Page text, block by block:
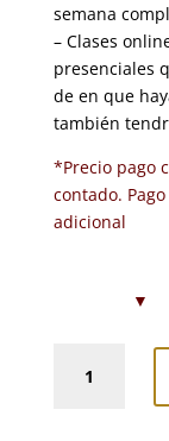
semana
– Clases
presenciales
de en que
también
*Precio pago
contado.
adicional